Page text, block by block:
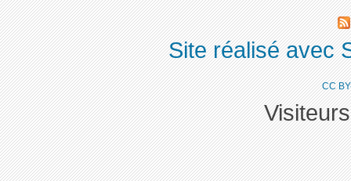
Site réalisé avec
CC